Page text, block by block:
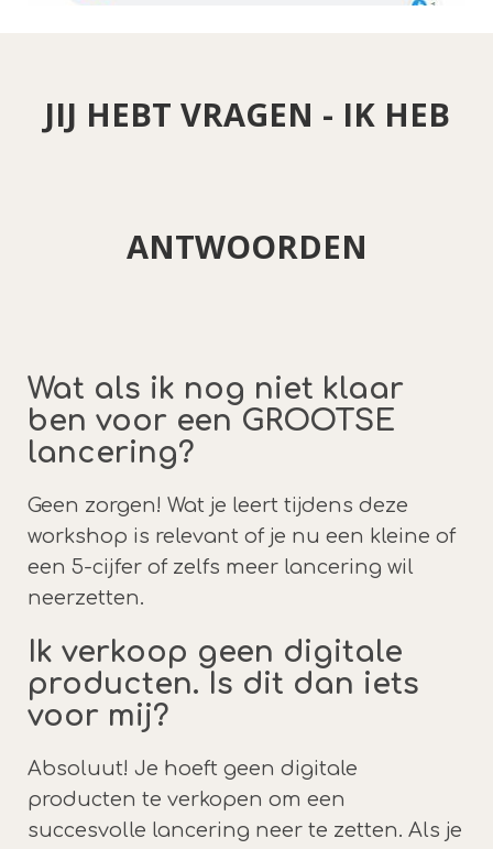
JIJ HEBT VRAGEN - IK HEB
ANTWOORDEN
Wat als ik nog niet klaar
ben voor een GROOTSE
lancering?
Geen zorgen! Wat je leert tijdens deze
workshop is relevant of je nu een kleine of
een 5-cijfer of zelfs meer lancering wil
neerzetten.
Ik verkoop geen digitale
producten. Is dit dan iets
voor mij?
Absoluut! Je hoeft geen digitale
producten te verkopen om een
succesvolle lancering neer te zetten. Als je